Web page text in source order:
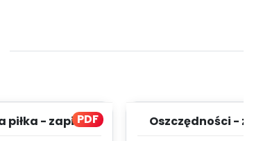
PDF
piłka - zapis
Oszczędności -